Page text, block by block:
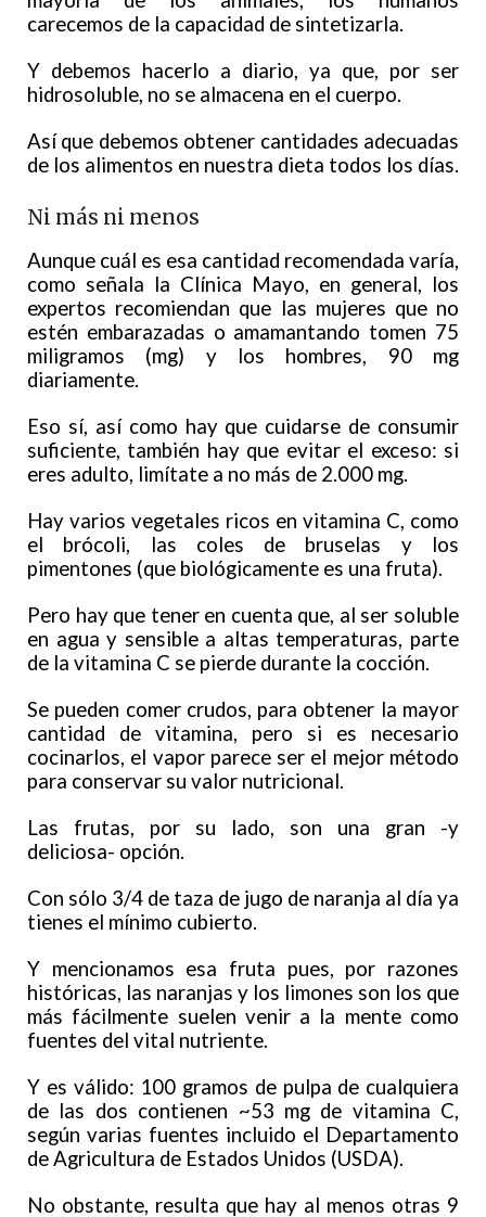
carecemos de la capacidad de sintetizarla.
Y debemos hacerlo a diario, ya que, por ser
hidrosoluble, no se almacena en el cuerpo.
Así que debemos obtener cantidades adecuadas
de los alimentos en nuestra dieta todos los días.
Ni más ni menos
Aunque cuál es esa cantidad recomendada varía,
como señala la Clínica Mayo, en general, los
expertos recomiendan que las mujeres que no
estén embarazadas o amamantando tomen 75
miligramos (mg) y los hombres, 90 mg
diariamente.
Eso sí, así como hay que cuidarse de consumir
suficiente, también hay que evitar el exceso: si
eres adulto, limítate a no más de 2.000 mg.
Hay varios vegetales ricos en vitamina C, como
el brócoli, las coles de bruselas y los
pimentones (que biológicamente es una fruta).
Pero hay que tener en cuenta que, al ser soluble
en agua y sensible a altas temperaturas, parte
de la vitamina C se pierde durante la cocción.
Se pueden comer crudos, para obtener la mayor
cantidad de vitamina, pero si es necesario
cocinarlos, el vapor parece ser el mejor método
para conservar su valor nutricional.
Las frutas, por su lado, son una gran -y
deliciosa- opción.
Con sólo 3/4 de taza de jugo de naranja al día ya
tienes el mínimo cubierto.
Y mencionamos esa fruta pues, por razones
históricas, las naranjas y los limones son los que
más fácilmente suelen venir a la mente como
fuentes del vital nutriente.
Y es válido: 100 gramos de pulpa de cualquiera
de las dos contienen ~53 mg de vitamina C,
según varias fuentes incluido el Departamento
de Agricultura de Estados Unidos (USDA).
No obstante, resulta que hay al menos otras 9